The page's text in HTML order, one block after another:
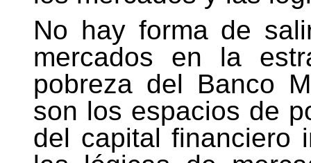
No hay forma de
mercados en la
pobreza del Banco
son los espacios de
del capital financiero